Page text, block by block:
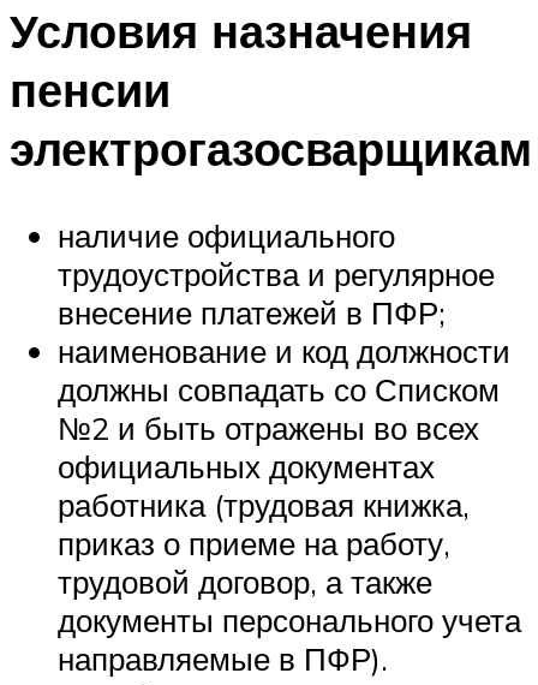
Условия назначения
пенсии
электрогазосварщикам
наличие официального
трудоустройства и регулярное
внесение платежей в ПФР;
наименование и код должности
должны совпадать со Списком
№2 и быть отражены во всех
официальных документах
работника (трудовая книжка,
приказ о приеме на работу,
трудовой договор, а также
документы персонального учета
направляемые в ПФР).